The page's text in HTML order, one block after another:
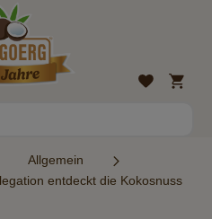
Wunschliste
Mein
Allgemein
entdeckt die Kokosnuss